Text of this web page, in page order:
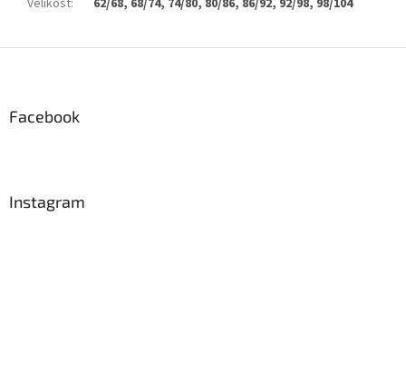
Velikost: 62/68, 68/74, 74/80, 80/86, 86/92, 92/98, 98/104
Facebook
Instagram